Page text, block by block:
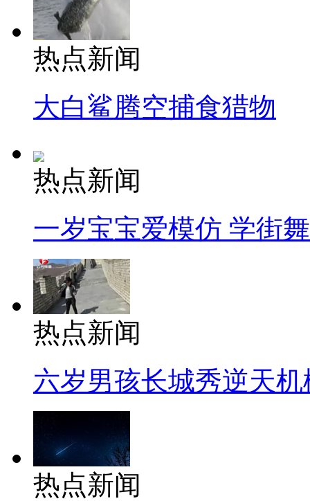
热点新闻
大白鲨腾空捕食猎物
热点新闻
一岁宝宝爱模仿 学街
热点新闻
六岁男孩长城秀逆天机
热点新闻